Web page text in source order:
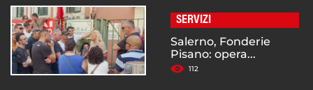
SERVIZI
Salerno, Fonderie
Pisano: opera...
112